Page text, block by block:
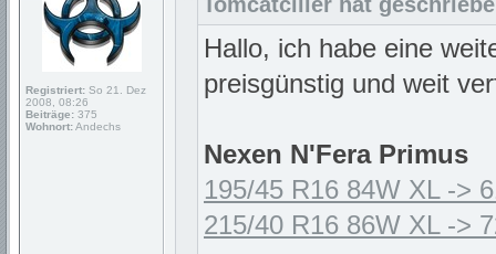
Registriert: So 21. Dez
2008, 08:26
Beiträge: 375
Wohnort:Andechs
Hallo, ich habe eine
preisgünstig und weit
Nexen N'Fera Primus
195/45 R16 84W XL ->
215/40 R16 86W XL ->